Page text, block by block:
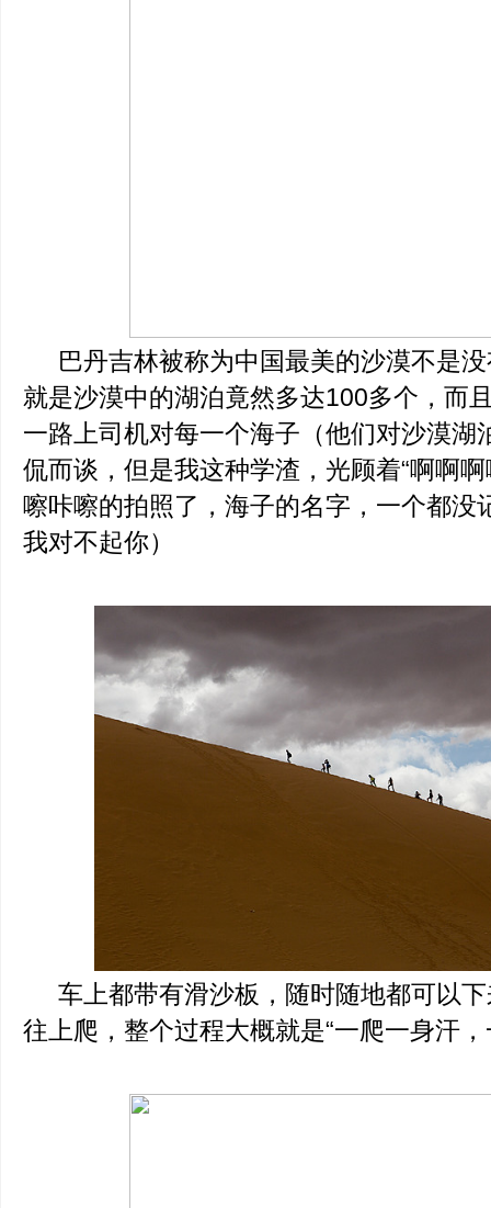
巴丹吉林被称为中国最美的沙漠不是
就是沙漠中的湖泊竟然多达100多个，而
一路上司机对每一个海子（他们对沙漠湖
侃而谈，但是我这种学渣，光顾着“啊啊
嚓咔嚓的拍照了，海子的名字，一个都
我对不起你）
车上都带有滑沙板，随时随地都可以
往上爬，整个过程大概就是“一爬一身汗